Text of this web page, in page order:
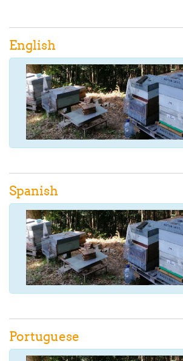
Indice degli
Introduzione
English
Spanish
Portuguese